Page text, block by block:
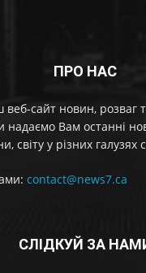
ПРО НАС
сайт новин, розваг
надаємо Вам останні
світу у різних галузях
contact@news7.ca
СЛІДКУЙ ЗА